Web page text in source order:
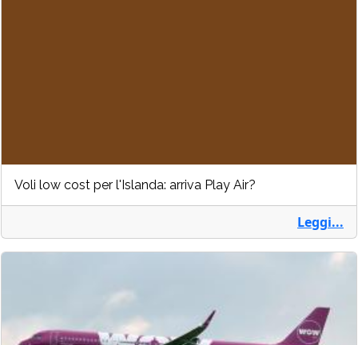
Voli low cost per l'Islanda: arriva Play Air?
Leggi...